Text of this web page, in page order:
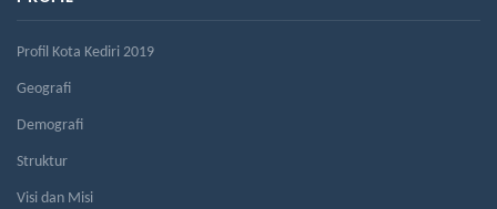
Profil Kota Kediri 2019
Geografi
Demografi
Struktur
Visi dan Misi